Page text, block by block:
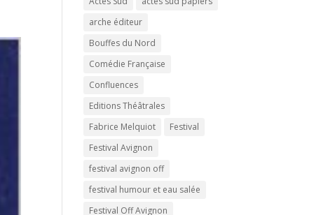
arche éditeur
Bouffes du Nord
Comédie Française
Confluences
Editions Théâtrales
Fabrice Melquiot
Festival
Festival Avignon
festival avignon off
festival humour et eau salée
Festival Off Avignon